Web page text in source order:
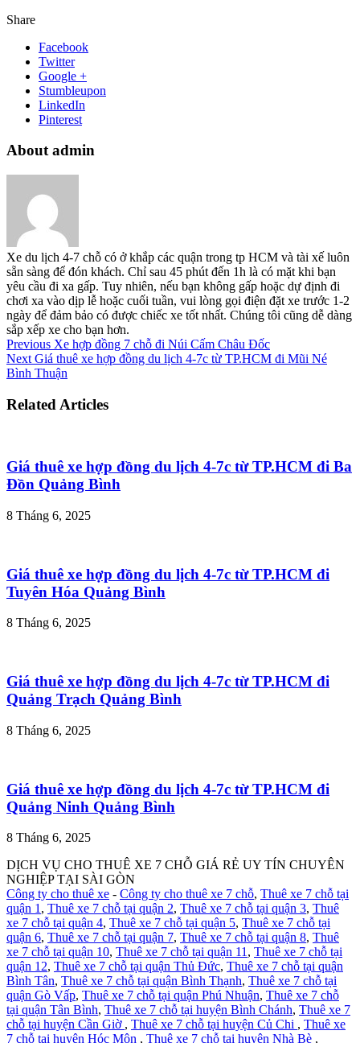
Share
Facebook
Twitter
Google +
Stumbleupon
LinkedIn
Pinterest
About admin
Xe du lịch 4-7 chỗ có ở khắp các quận trong tp HCM và tài xế luôn
sẵn sàng để đón khách. Chỉ sau 45 phút đến 1h là có mặt khi bạn
yêu cầu đi xa gấp. Tuy nhiên, nếu bạn không gấp hoặc dự định đi
chơi xa vào dịp lễ hoặc cuối tuần, vui lòng gọi điện đặt xe trước 1-2
ngày để đảm bảo có được chiếc xe tốt nhất. Chúng tôi cũng dễ dàng
sắp xếp xe cho bạn hơn.
Previous Xe hợp đồng 7 chỗ đi Núi Cấm Châu Đốc
Next Giá thuê xe hợp đồng du lịch 4-7c từ TP.HCM đi Mũi Né
Bình Thuận
Related Articles
Giá thuê xe hợp đồng du lịch 4-7c từ TP.HCM đi Ba
Đồn Quảng Bình
8 Tháng 6, 2025
Giá thuê xe hợp đồng du lịch 4-7c từ TP.HCM đi
Tuyên Hóa Quảng Bình
8 Tháng 6, 2025
Giá thuê xe hợp đồng du lịch 4-7c từ TP.HCM đi
Quảng Trạch Quảng Bình
8 Tháng 6, 2025
Giá thuê xe hợp đồng du lịch 4-7c từ TP.HCM đi
Quảng Ninh Quảng Bình
8 Tháng 6, 2025
DỊCH VỤ CHO THUÊ XE 7 CHỖ GIÁ RẺ UY TÍN CHUYÊN
NGHIỆP TẠI SÀI GÒN
Công ty cho thuê xe - Công ty cho thuê xe 7 chỗ, Thuê xe 7 chỗ tại
quận 1 , Thuê xe 7 chỗ tại quận 2, Thuê xe 7 chỗ tại quận 3, Thuê
xe 7 chỗ tại quận 4, Thuê xe 7 chỗ tại quận 5, Thuê xe 7 chỗ tại
quận 6, Thuê xe 7 chỗ tại quận 7, Thuê xe 7 chỗ tại quận 8, Thuê
xe 7 chỗ tại quận 10, Thuê xe 7 chỗ tại quận 11 , Thuê xe 7 chỗ tại
quận 12, Thuê xe 7 chỗ tại quận Thủ Đức, Thuê xe 7 chỗ tại quận
Bình Tân, Thuê xe 7 chỗ tại quận Bình Thạnh, Thuê xe 7 chỗ tại
quận Gò Vấp, Thuê xe 7 chỗ tại quận Phú Nhuận, Thuê xe 7 chỗ
tại quận Tân Bình, Thuê xe 7 chỗ tại huyện Bình Chánh, Thuê xe 7
chỗ tại huyện Cần Giờ , Thuê xe 7 chỗ tại huyện Củ Chi , Thuê xe
7 chỗ tại huyện Hóc Môn , Thuê xe 7 chỗ tại huyện Nhà Bè ,